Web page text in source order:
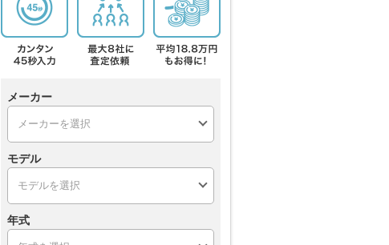
メーカー
モデル
年式